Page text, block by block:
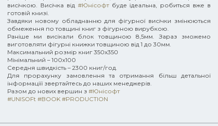
висічкою. Висічка від #Юнісофтбуде ідеальна, робиться вже в
готовій книзі.
Завдяки новому обладнанню для фігурної висічки змінюються
обмеження по товщині книг з фігурною вирубкою.
Раніше ми висікали блок товщиною 8,5мм. Зараз зможемо
виготовляти фігурні книжки товщиною від 1 до 30мм.
Максимальний розмір книг 350х350
Мінімальний – 100х100
Середня швидкість – 2300 книг/год.
Для прорахунку замовлення та отримання більш детальної
інформаціїї звертайтесь до наших менеджерів.
Разом до нових вершин з #Юнісофт
#UNISOFt #BOOK #PRODUCTION